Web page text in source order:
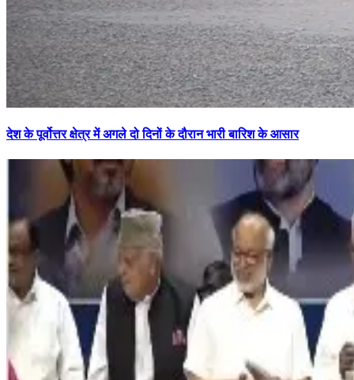
देश के पूर्वोत्तर क्षेत्र में अगले दो दिनों के दौरान भारी बारिश के आसार